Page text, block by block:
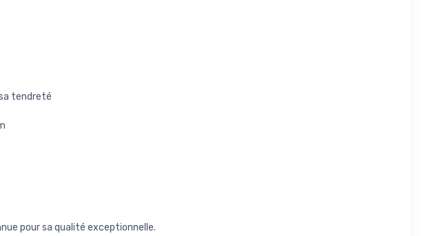
tendreté
pour sa qualité exceptionnelle.